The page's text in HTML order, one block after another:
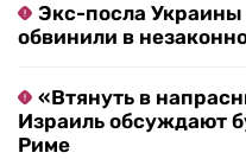
Экс-посла
обвинили в
«Втянуть в
Израиль обсуждают
Риме